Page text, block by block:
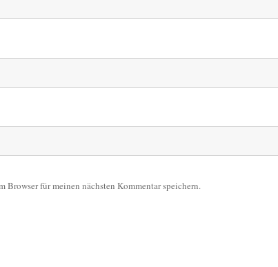
Browser für meinen nächsten Kommentar speichern.